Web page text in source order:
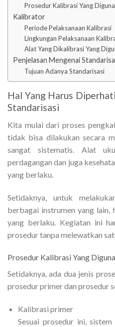
Prosedur Kalibrasi Yang
Kalibrator
Periode Pelaksanaan Kalibrasi
Lingkungan Pelaksanaan
Alat Yang Dikalibrasi Yang
Penjelasan Mengenai
Tujuan Adanya Standarisasi
Hal Yang Harus
Standarisasi
Kita mulai dari proses
tidak bisa dilakukan secara
sangat sistematis. Alat
perdagangan dan juga
yang berlaku.
Setidaknya, untuk
berbagai instrumen yang lain,
yang berlaku. Kegiatan ini
prosedur tanpa melewatkan
Prosedur Kalibrasi Yang
Setidaknya, ada dua jenis
prosedur primer dan prosedur
Kalibrasi primer
Sesuai prosedur ini,